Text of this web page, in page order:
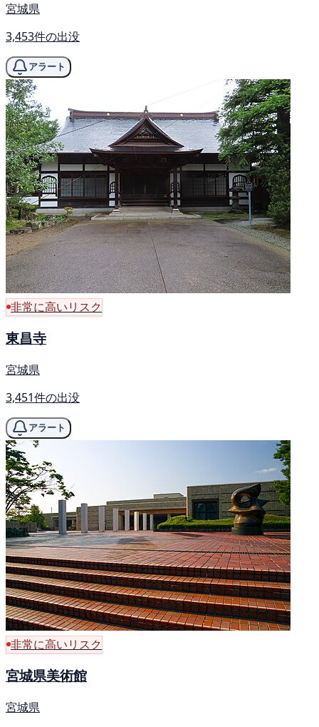
宮城県
3,453件の出没
アラート
非常に高いリスク
東昌寺
宮城県
3,451件の出没
アラート
非常に高いリスク
宮城県美術館
宮城県